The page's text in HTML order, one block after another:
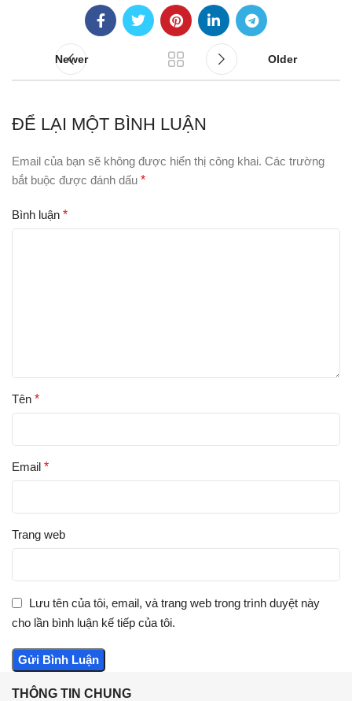
Newer Older
ĐỂ LẠI MỘT BÌNH LUẬN
Email của bạn sẽ không được hiển thị công khai. Các trường
bắt buộc được đánh dấu *
Bình luận *
Tên *
Email *
Trang web
Lưu tên của tôi, email, và trang web trong trình duyệt này
cho lần bình luận kế tiếp của tôi.
THÔNG TIN CHUNG